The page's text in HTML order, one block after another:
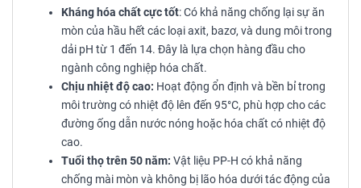
Kháng hóa chất cực tốt: Có khả năng chống lại sự ăn
mòn của hầu hết các loại axit, bazơ, và dung môi trong
dải pH từ 1 đến 14. Đây là lựa chọn hàng đầu cho
ngành công nghiệp hóa chất.
Chịu nhiệt độ cao: Hoạt động ổn định và bền bỉ trong
môi trường có nhiệt độ lên đến 95°C, phù hợp cho các
đường ống dẫn nước nóng hoặc hóa chất có nhiệt độ
cao.
Tuổi thọ trên 50 năm: Vật liệu PP-H có khả năng
chống mài mòn và không bị lão hóa dưới tác động của